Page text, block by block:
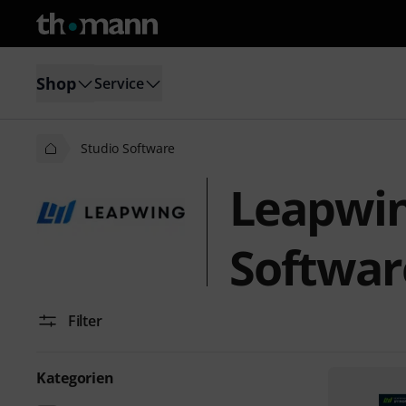
Shop Service
Studio Software
Filter
Kategorien